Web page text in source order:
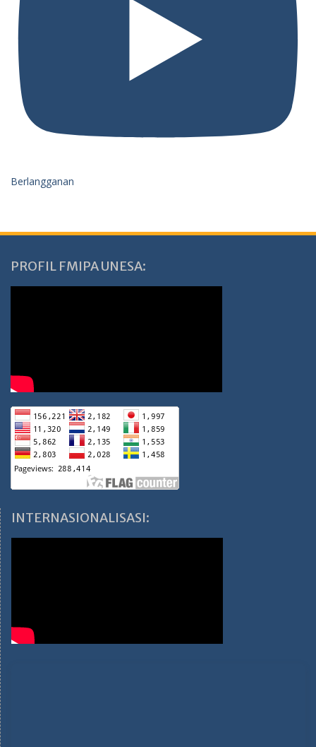
Berlangganan
PROFIL FMIPA UNESA:
INTERNASIONALISASI: